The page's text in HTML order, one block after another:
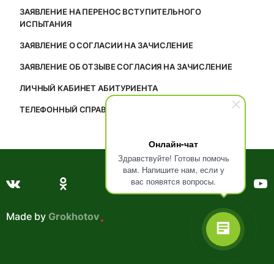
Онлайн-чат
Здравствуйте! Готовы помочь
вам. Напишите нам, если у
вас появятся вопросы.
ЗАЯВЛЕНИЕ НА ПЕРЕНОС ВСТУПИТЕЛЬНОГО
ИСПЫТАНИЯ
ЗАЯВЛЕНИЕ О СОГЛАСИИ НА ЗАЧИСЛЕНИЕ
ЗАЯВЛЕНИЕ ОБ ОТЗЫВЕ СОГЛАСИЯ НА ЗАЧИСЛЕНИЕ
ЛИЧНЫЙ КАБИНЕТ АБИТУРИЕНТА
ТЕЛЕФОННЫЙ СПРАВОЧНИК
Made by Grokhotov